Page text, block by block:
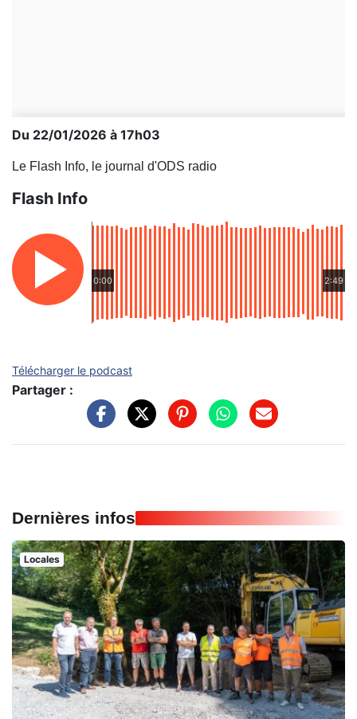
Du 22/01/2026 à 17h03
Le Flash Info, le journal d'ODS radio
Flash Info
0:00 2:49
Télécharger le podcast
Partager :
Dernières infos
Locales